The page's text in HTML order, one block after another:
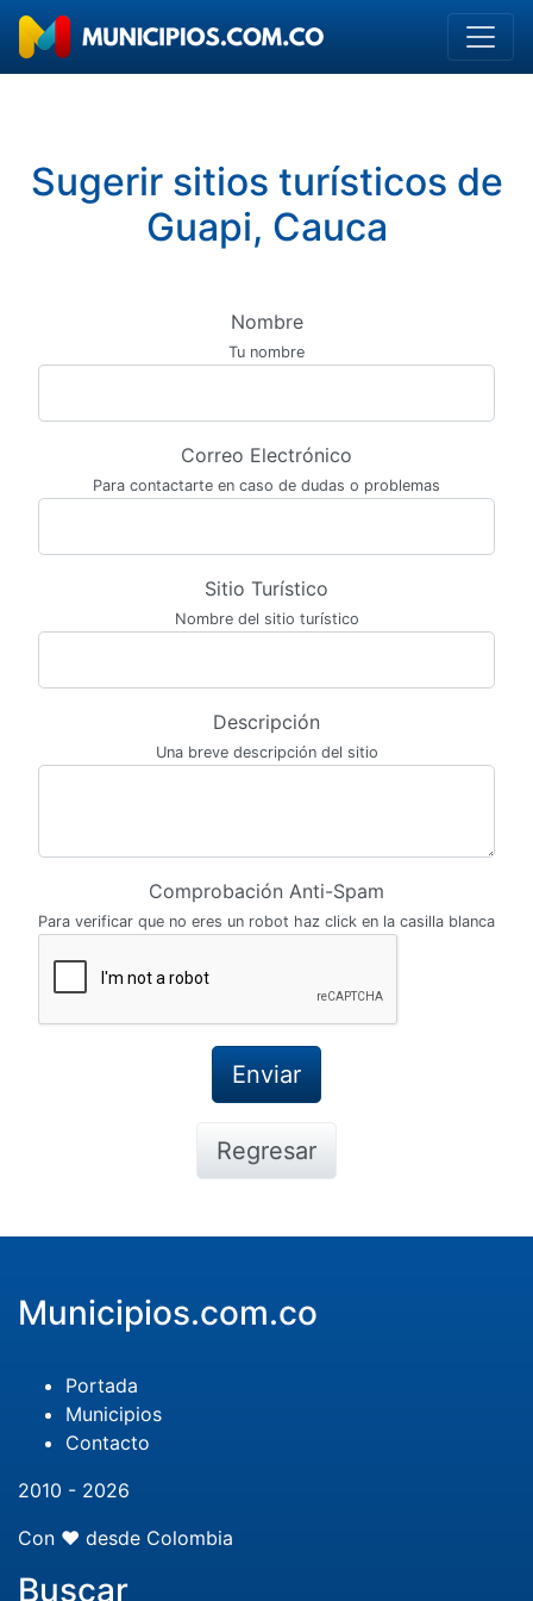
Sugerir sitios turísticos de
Guapi, Cauca
Nombre
Tu nombre
Correo Electrónico
Para contactarte en caso de dudas o problemas
Sitio Turístico
Nombre del sitio turístico
Descripción
Una breve descripción del sitio
Comprobación Anti-Spam
Para verificar que no eres un robot haz click en la casilla blanca
Regresar
Municipios.com.co
Portada
Municipios
Contacto
2010 - 2026
Con ❤️ desde Colombia
Buscar